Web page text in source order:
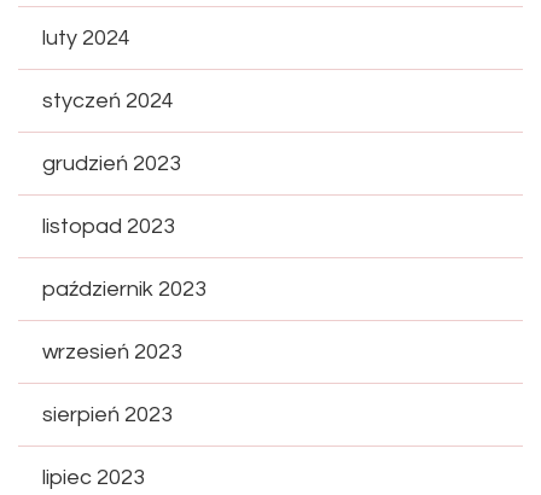
luty 2024
styczeń 2024
grudzień 2023
listopad 2023
październik 2023
wrzesień 2023
sierpień 2023
lipiec 2023